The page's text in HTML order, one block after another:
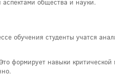
аспектами общества и науки.
обучения студенты учатся
формирует навыки критической